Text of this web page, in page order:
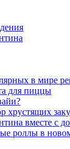
в мире
для пиццы
хрустящих
вместе с
роллы в